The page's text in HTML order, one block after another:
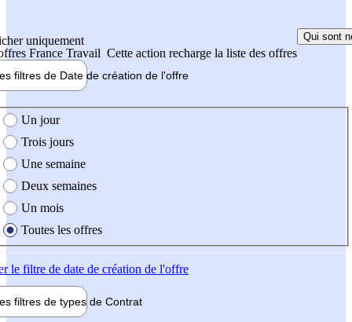
uniquement
France Travail Cette action recharge la liste des offres
Qui sont
filtres de Date de création de l'offre
création de l'offre
Un jour
Trois jours
Une semaine
Deux semaines
Un mois
Toutes les offres
le filtre de date de création de l'offre
filtres de types de Contrat